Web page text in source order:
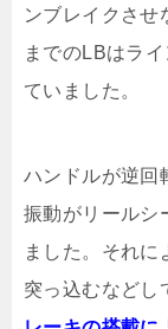
ンブレイクさせ
までのLBはラ
ていました。
ハンドルが逆回
振動がリールシ
ました。それに
突っ込むなどし